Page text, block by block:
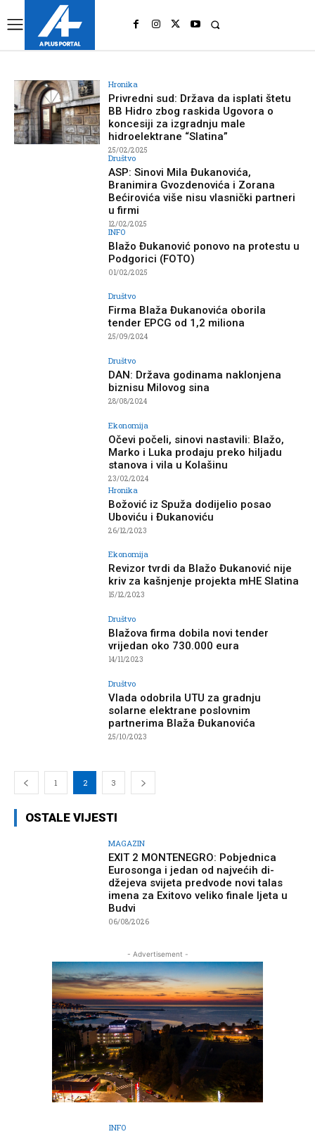
Hronika
Privredni sud: Država da isplati štetu
BB Hidro zbog raskida Ugovora o
koncesiji za izgradnju male
hidroelektrane “Slatina”
25/02/2025
Društvo
ASP: Sinovi Mila Đukanovića,
Branimira Gvozdenovića i Zorana
Bećirovića više nisu vlasnički partneri
u firmi
12/02/2025
INFO
Blažo Đukanović ponovo na protestu u
Podgorici (FOTO)
01/02/2025
Društvo
Firma Blaža Đukanovića oborila
tender EPCG od 1,2 miliona
25/09/2024
Društvo
DAN: Država godinama naklonjena
biznisu Milovog sina
28/08/2024
Ekonomija
Očevi počeli, sinovi nastavili: Blažo,
Marko i Luka prodaju preko hiljadu
stanova i vila u Kolašinu
23/02/2024
Hronika
Božović iz Spuža dodijelio posao
Uboviću i Đukanoviću
26/12/2023
Ekonomija
Revizor tvrdi da Blažo Đukanović nije
kriv za kašnjenje projekta mHE Slatina
15/12/2023
Društvo
Blažova firma dobila novi tender
vrijedan oko 730.000 eura
14/11/2023
Društvo
Vlada odobrila UTU za gradnju
solarne elektrane poslovnim
partnerima Blaža Đukanovića
25/10/2023
1 2 3
OSTALE VIJESTI
MAGAZIN
EXIT 2 MONTENEGRO: Pobjednica
Eurosonga i jedan od najvećih di-
džejeva svijeta predvode novi talas
imena za Exitovo veliko finale ljeta u
Budvi
06/08/2026
- Advertisement -
INFO